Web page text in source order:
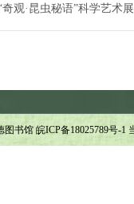
奇观·昆虫秘语”科学艺术展
图书馆 皖ICP备18025789号-1